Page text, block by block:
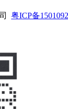
粤ICP备